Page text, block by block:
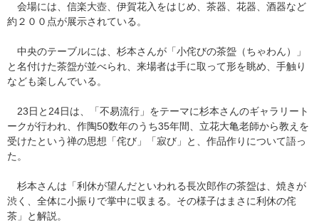
会場には、信楽大壺、伊賀花入をはじめ、茶器、花器、酒器など
約２００点が展示されている。
中央のテーブルには、杉本さんが「小侘びの茶盌（ちゃわん）」
と名付けた茶盌が並べられ、来場者は手に取って形を眺め、手触り
なども楽しんでいる。
23日と24日は、「不易流行」をテーマに杉本さんのギャラリート
ークが行われ、作陶50数年のうち35年間、立花大亀老師から教えを
受けたという禅の思想「侘び」「寂び」と、作品作りについて語っ
た。
杉本さんは「利休が望んだといわれる長次郎作の茶盌は、焼きが
渋く、全体に小振りで掌中に収まる。その様子はまさに利休の侘
茶」と解説。